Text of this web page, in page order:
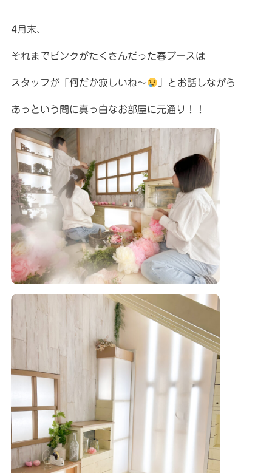
4月末、
それまでピンクがたくさんだった春ブースは
スタッフが「何だか寂しいね〜 」とお話しながら
あっという間に真っ白なお部屋に元通り！！